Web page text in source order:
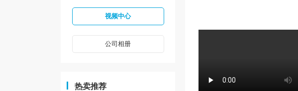
视频中心
公司相册
热卖推荐